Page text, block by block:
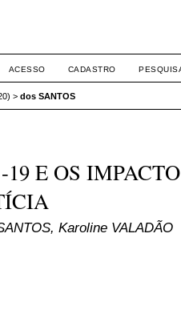
ACESSO CADASTRO
> dos SANTOS
E OS
Karoline VALADÃO